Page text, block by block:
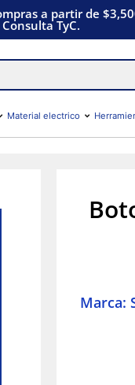
a partir de
Consulta TyC.
Material electrico
Marca: